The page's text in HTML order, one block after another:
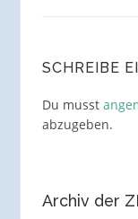
SCHREIBE
Du musst
abzugeben.
Archiv der